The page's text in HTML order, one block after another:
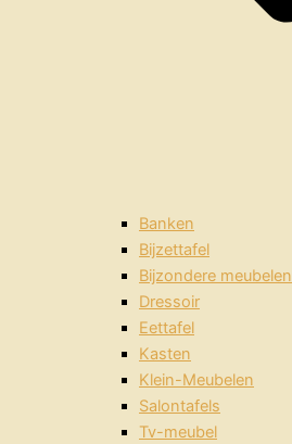
Banken
Bijzettafel
Bijzondere meubelen
Dressoir
Eettafel
Kasten
Klein-Meubelen
Salontafels
Tv-meubel